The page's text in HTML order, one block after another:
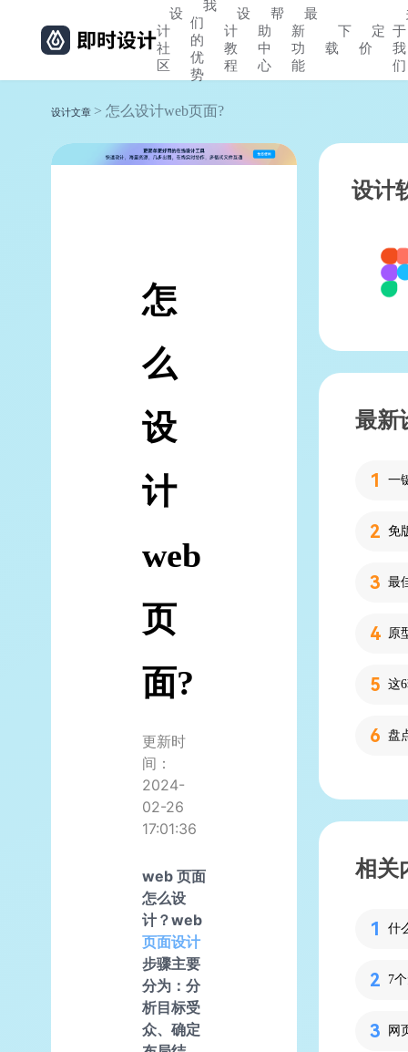
设
计
社
区
我
们
的
优
势
设
计
教
程
帮
助
中
心
最
新
功
能
下
载
定
价
于
我
们
设计文章 > 怎么设计web页面?
怎
么
设
计
web
页
面?
更新时
间：
2024-
02-26
17:01:36
web 页面
怎么设
计？web
页面设计
步骤主要
分为：分
析目标受
众、确定
设计
最新
相关
什
7
网